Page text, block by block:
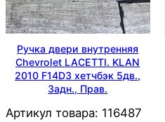
Ручка двери внутренняя
Chevrolet LACETTI. KLAN
2010 F14D3 хетчбэк 5дв.,
Задн., Прав.
Артикул товара: 116487